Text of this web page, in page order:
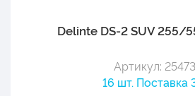
Delinte DS-2 SUV 255/
Артикул:
16 шт. Поставка